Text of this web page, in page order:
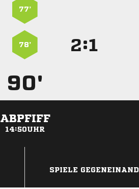
77’
78’ :
90'
ABPFIFF
14:50UHR
SPIELE